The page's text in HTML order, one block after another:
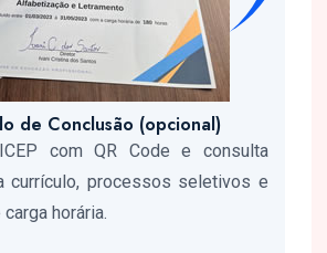
de Conclusão (opcional)
com QR Code e consulta
currículo, processos seletivos e
horária.